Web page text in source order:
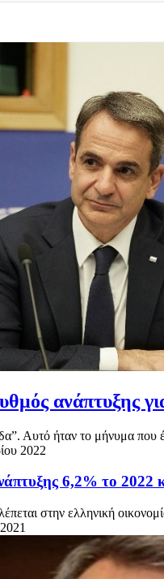
ανάπτυξης
Αυτό ήταν το μήνυμα
2022
6,2% το
στην ελληνική